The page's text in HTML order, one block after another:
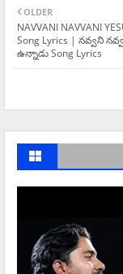
OLDER
NAVVANI NAVVANI
Song Lyrics | నవ్వని
ఉన్నాడు Song Lyrics